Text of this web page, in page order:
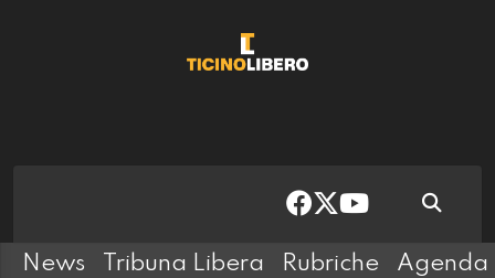
News Tribuna Libera Rubriche Agenda